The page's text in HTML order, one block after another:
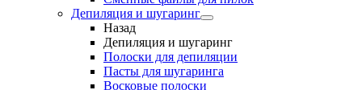
Депиляция и шугаринг
Назад
Депиляция и шугаринг
Полоски для депиляции
Пасты для шугаринга
Восковые полоски